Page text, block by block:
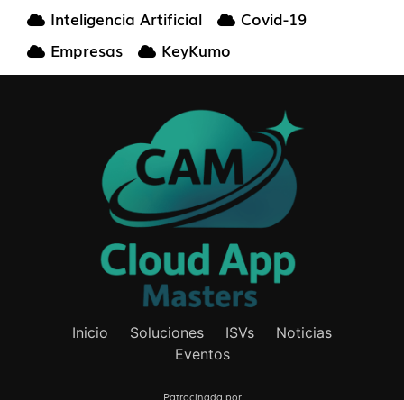
Inteligencia Artificial
Covid-19
Empresas
KeyKumo
Inicio Soluciones ISVs
Noticias
Eventos
Patrocinada por